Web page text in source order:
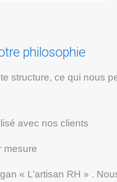
philosophie
structure, ce qui nous
avec nos clients
mesure
« L’artisan RH » .